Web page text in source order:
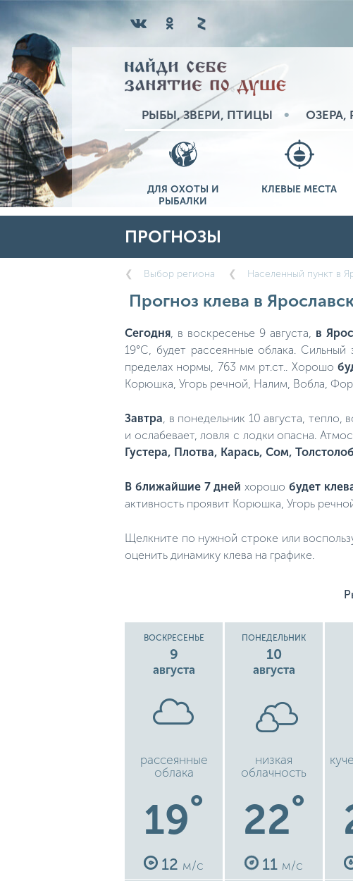
РЫБЫ, ЗВЕРИ, ПТИЦЫ ОЗЕРА,
ДЛЯ ОХОТЫ И
РЫБАЛКИ
КЛЕВЫЕ МЕСТА
ПРОГНОЗЫ
Выбор региона Населенный пункт в
Прогноз клева в
Сегодня , в воскресенье 9 августа, в
19°C, будет рассеянные облака.
пределах нормы, 763 мм рт.ст.. Хорошо
Корюшка, Угорь речной, Налим, Вобла,
Завтра , в понедельник 10 августа,
и ослабевает, ловля с лодки опасна.
Густера, Плотва, Карась, Сом,
В ближайшие 7 дней хорошобудет
активность проявит Корюшка, Угорь
Щелкните по нужной строке или
оценить динамику клева на графике.
ВОСКРЕСЕНЬЕ
9
августа
рассеянные
облака
19°
12 м/с
ПОНЕДЕЛЬНИК
10
августа
низкая
облачность
22°
11 м/с